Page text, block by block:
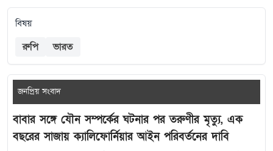
বিষয়
রুপি ভারত
জনপ্রিয় সংবাদ
বাবার সঙ্গে যৌন সম্পর্কের ঘটনার পর তরুণীর মৃত্যু, এক
বছরের সাজায় ক্যালিফোর্নিয়ার আইন পরিবর্তনের দাবি